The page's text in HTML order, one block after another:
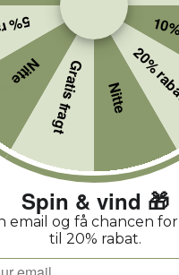
(40767)
DKK
LOM
Eiffeltårnet (10307)
10307
20%
Nitte
Gratis fragt
Nitte
Spin & vind 🎁
email og få chancen
til 20% rabat.